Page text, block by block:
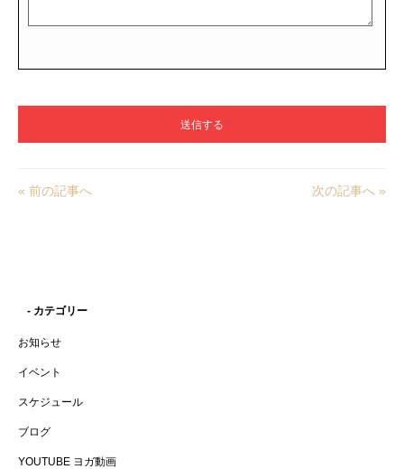
« 前の記事へ 次の記事へ »
- カテゴリー
お知らせ
イベント
スケジュール
ブログ
YOUTUBE ヨガ動画